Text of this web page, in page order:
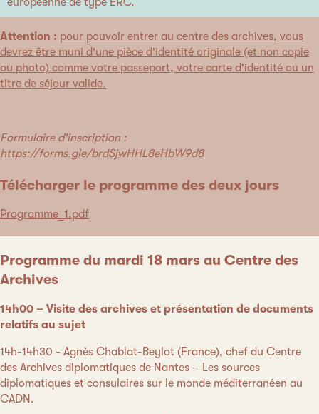
Attention : pour pouvoir entrer au centre des archives, vous
devrez être muni d'une pièce d'identité originale (et non copie
ou photo) comme votre passeport, votre carte d'identité ou un
titre de séjour valide.
Formulaire d'inscription :
https://forms.gle/brdSjwHHL8eHbW9d8
Télécharger le programme des deux jours
Programme_1.pdf
Programme du mardi 18 mars au Centre des
Archives
14h00 – Visite des archives et présentation de documents
relatifs au sujet
14h-14h30 - Agnès Chablat-Beylot (France), chef du Centre
des Archives diplomatiques de Nantes – Les sources
diplomatiques et consulaires sur le monde méditerranéen au
CADN.